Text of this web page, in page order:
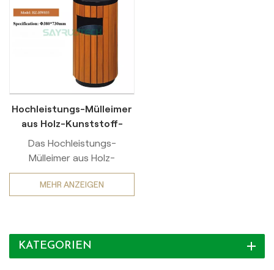
Hochleistungs-Mülleimer
aus Holz-Kunststoff-
Verbundwerkstoff (WPC)
Das Hochleistungs-
Mülleimer aus Holz-
Kunststoff-
Verbundwerkstoff (WPC)
Funktionen, die speziell für
stark frequentierte
MEHR ANZEIGEN
KATEGORIEN